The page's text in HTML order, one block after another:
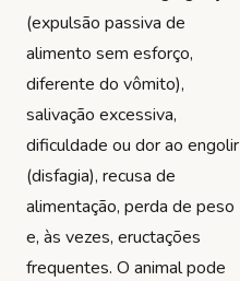
(expulsão passiva de
alimento sem esforço,
diferente do vômito),
salivação excessiva,
dificuldade ou dor ao engolir
(disfagia), recusa de
alimentação, perda de peso
e, às vezes, eructações
frequentes. O animal pode